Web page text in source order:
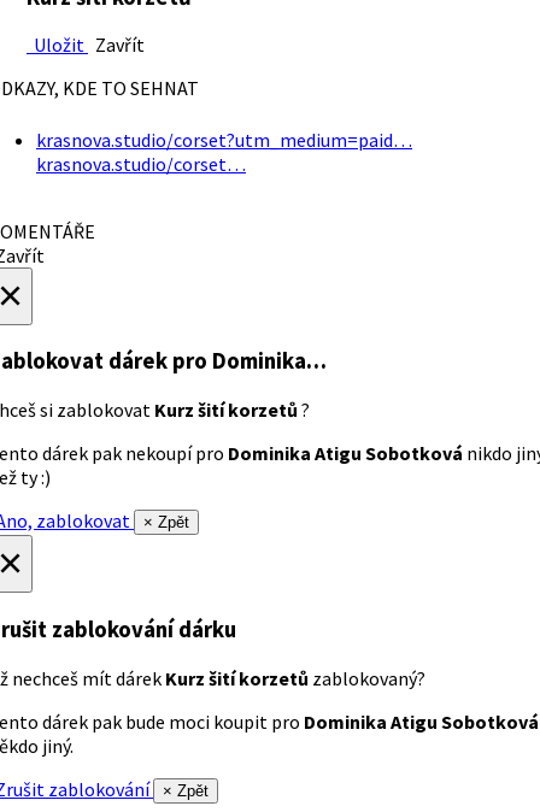
Uložit Zavřít
KDE TO SEHNAT
krasnova.studio/corset?utm_medium=paid…
krasnova.studio/corset…
dárek pro Dominika…
si zablokovat Kurz šití korzetů ?
dárek pak nekoupí pro Dominika Atigu Sobotková nikdo
ty :)
zablokovat
× Zpět
zablokování dárku
nechceš mít dárek Kurz šití korzetů zablokovaný?
dárek pak bude moci koupit pro Dominika Atigu Sobotková
jiný.
zablokování
× Zpět